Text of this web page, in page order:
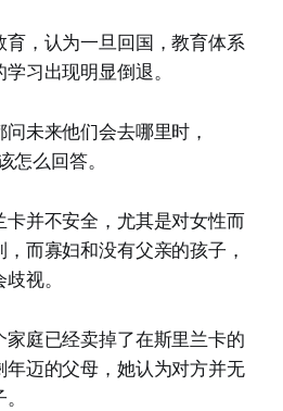
，认为一旦回国，教育体系
习出现明显倒退。
未来他们会去哪里时，
怎么回答。
并不安全，尤其是对女性而
而寡妇和没有父亲的孩子，
视。
家庭已经卖掉了在斯里兰卡的
年迈的父母，她认为对方并无